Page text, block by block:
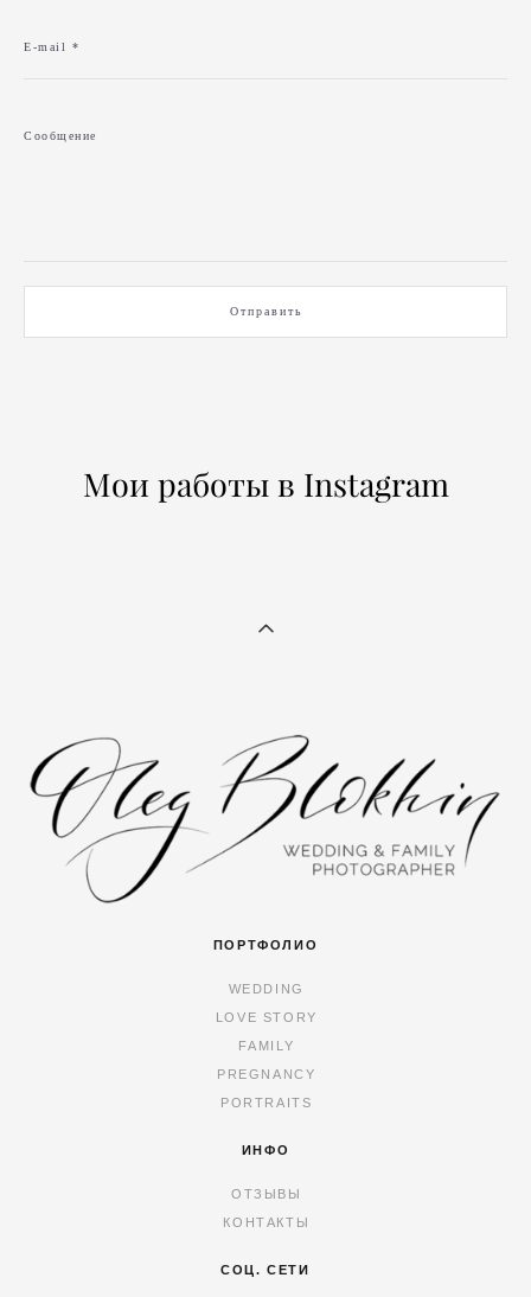
E-mail *
Сообщение
Отправить
Мои работы в Instagram
ПОРТФОЛИО
WEDDING
LOVE STORY
FAMILY
PREGNANCY
PORTRAITS
ИНФО
ОТЗЫВЫ
КОНТАКТЫ
СОЦ. СЕТИ